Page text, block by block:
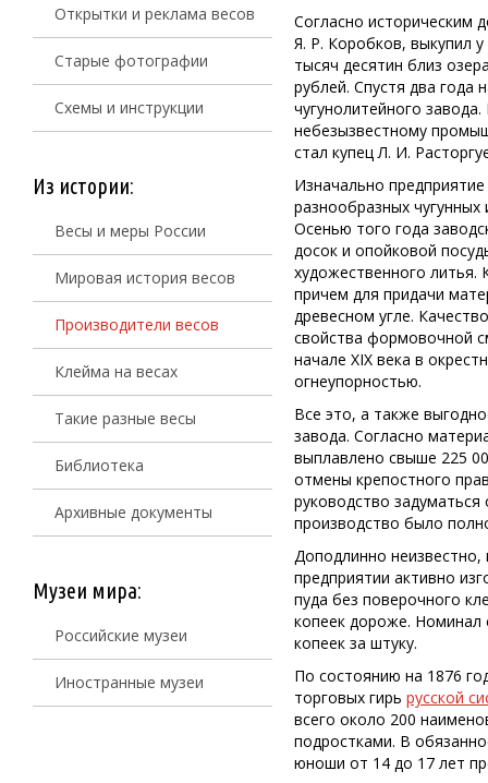
Открытки и реклама весов
Старые фотографии
Схемы и инструкции
Из истории:
Весы и меры России
Мировая история весов
Производители весов
Клейма на весах
Такие разные весы
Библиотека
Архивные документы
Музеи мира:
Российские музеи
Иностранные музеи
Согласно историческим
Я. Р. Коробков, выкупил
тысяч десятин близ
рублей. Спустя два года
чугунолитейного
небезызвестному
стал купец Л. И.
Изначально
разнообразных чугунных
Осенью того года
досок и опойковой
художественного литья.
причем для придачи
древесном угле.
свойства формовочной
начале XIX века в
огнеупорностью.
Все это, а также
завода. Согласно
выплавлено свыше 225
отмены крепостного
руководство
производство было
Доподлинно
предприятии активно
пуда без поверочного
копеек дороже. Номинал
копеек за штуку.
По состоянию на 1876
торговых гирь русской
всего около 200
подростками. В
юноши от 14 до 17 лет